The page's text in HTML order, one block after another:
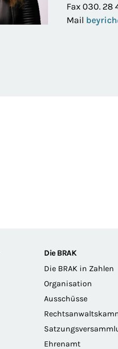
Fax 030. 28
Mail
Die BRAK
Die BRAK in Zahlen
Organisation
Ausschüsse
Ehrenamt